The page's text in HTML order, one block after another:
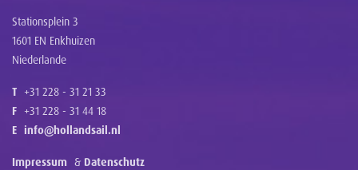
Stationsplein 3
1601 EN Enkhuizen
Niederlande
T +31 228 - 31 21 33
F +31 228 - 31 44 18
E info@hollandsail.nl
Impressum & Datenschutz